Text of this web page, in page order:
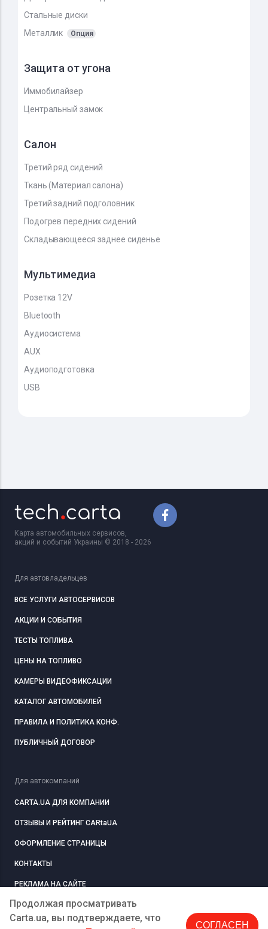
Стальные диски
Металлик
Опция
Защита от угона
Иммобилайзер
Центральный замок
Салон
Третий ряд сидений
Ткань (Материал салона)
Третий задний подголовник
Подогрев передних сидений
Складывающееся заднее сиденье
Мультимедиа
Розетка 12V
Bluetooth
Аудиосистема
AUX
Аудиоподготовка
USB
Продолжая просматривать
Carta.ua, вы подтверждаете, что
СОГЛАСЕН
Карта автомобильных сервисов,
акций и событий Украины © 2018 - 2026
Для автовладельцев
ВСЕ УСЛУГИ АВТОСЕРВИСОВ
АКЦИИ И СОБЫТИЯ
ТЕСТЫ ТОПЛИВА
ЦЕНЫ НА ТОПЛИВО
КАМЕРЫ ВИДЕОФИКСАЦИИ
КАТАЛОГ АВТОМОБИЛЕЙ
ПРАВИЛА И ПОЛИТИКА КОНФ.
ПУБЛИЧНЫЙ ДОГОВОР
Для автокомпаний
CARTA.UA ДЛЯ КОМПАНИИ
ОТЗЫВЫ И РЕЙТИНГ CARtaUA
ОФОРМЛЕНИЕ СТРАНИЦЫ
КОНТАКТЫ
РЕКЛАМА НА САЙТЕ